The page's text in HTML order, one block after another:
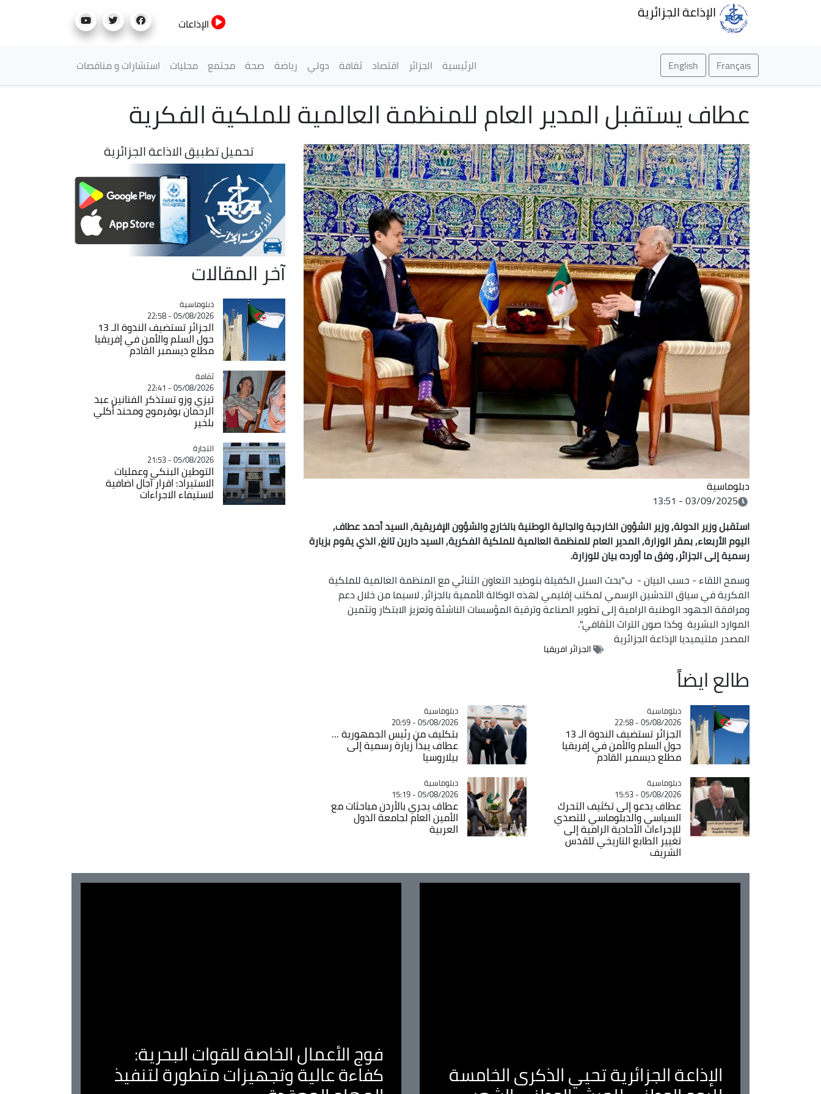
الإذاعة الجزائرية
الإذاعات
Français
English القائمة الرئيسية
الرئيسية الجزائر اقتصاد ثقافة دولي رياضة صحة مجتمع محليات استشارات و مناقصات
عطاف يستقبل المدير العام للمنظمة العالمية للملكية الفكرية
دبلوماسية
03/09/2025 - 13:51
استقبل وزير الدولة, وزير الشؤون الخارجية والجالية الوطنية بالخارج والشؤون الإفريقية, السيد أحمد عطاف,
اليوم الأربعاء, بمقر الوزارة, المدير العام للمنظمة العالمية للملكية الفكرية, السيد دارين تانغ, الذي يقوم بزيارة
رسمية إلى الجزائر, وفق ما أورده بيان للوزارة.
وسمح اللقاء - حسب البيان - ب"بحث السبل الكفيلة بتوطيد التعاون الثنائي مع المنظمة العالمية للملكية
الفكرية في سياق التدشين الرسمي لمكتب إقليمي لهذه الوكالة الأممية بالجزائر, لاسيما من خلال دعم
ومرافقة الجهود الوطنية الرامية إلى تطوير الصناعة وترقية المؤسسات الناشئة وتعزيز الابتكار وتثمين
الموارد البشرية وكذا صون التراث الثقافي".
المصدر ملتيميديا الإذاعة الجزائرية
الجزائر افريقيا
طالع ايضاً
Catégorie
دبلوماسية
05/08/2026 - 22:58
الجزائر تستضيف الندوة الـ 13
حول السلم والأمن في إفريقيا
مطلع ديسمبر القادم
Catégorie
دبلوماسية
05/08/2026 - 20:59
بتكليف من رئيس الجمهورية ...
عطاف يبدأ زيارة رسمية إلى
بيلاروسيا
Catégorie
دبلوماسية
05/08/2026 - 15:53
عطاف يدعو إلى تكثيف التحرك
السياسي والدبلوماسي للتصدي
للإجراءات الأحادية الرامية إلى
تغيير الطابع التاريخي للقدس
الشريف
Catégorie
دبلوماسية
05/08/2026 - 15:19
عطاف يجري بالأردن مباحثات مع
الأمين العام لجامعة الدول
العربية
تحميل تطبيق الاذاعة الجزائرية
آخر المقالات
Catégorie
دبلوماسية
05/08/2026 - 22:58
الجزائر تستضيف الندوة الـ 13
حول السلم والأمن في إفريقيا
مطلع ديسمبر القادم
Catégorie
ثقافة
05/08/2026 - 22:41
تيزي وزو تستذكر الفنانين عبد
الرحمان بوقرموح ومحند أكلي
بلخير
Catégorie
التجارة
05/08/2026 - 21:53
التوطين البنكي وعمليات
الاستيراد: اقرار آجال اضافية
لاستيفاء الاجراءات
الإذاعة الجزائرية تحيي الذكرى الخامسة
فوج الأعمال الخاصة للقوات البحرية:
كفاءة عالية وتجهيزات متطورة لتنفيذ